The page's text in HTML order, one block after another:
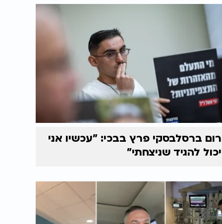
רום ברסלבסקי פרץ בבכי: "עכשיו אני
יכול להגיד שניצחתי"